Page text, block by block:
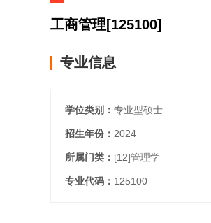
工商管理[125100]
专业信息
学位类别： 专业型硕士
招生年份： 2024
所属门类： [12]管理学
专业代码： 125100